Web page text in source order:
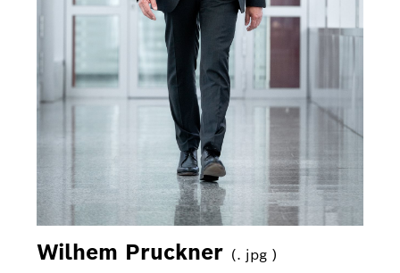
Videos
Über uns
Bosch in Österreich
Karriere bei Bosch in Österreich
Bosch Weltweit
Kontakt
Wilhem Pruckner (. jpg )